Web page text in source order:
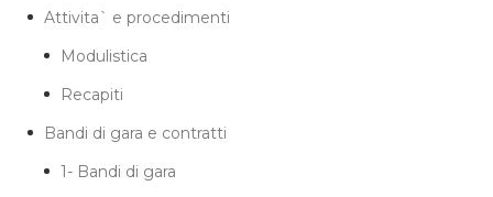
Attivita` e procedimenti
Modulistica
Recapiti
Bandi di gara e contratti
1- Bandi di gara